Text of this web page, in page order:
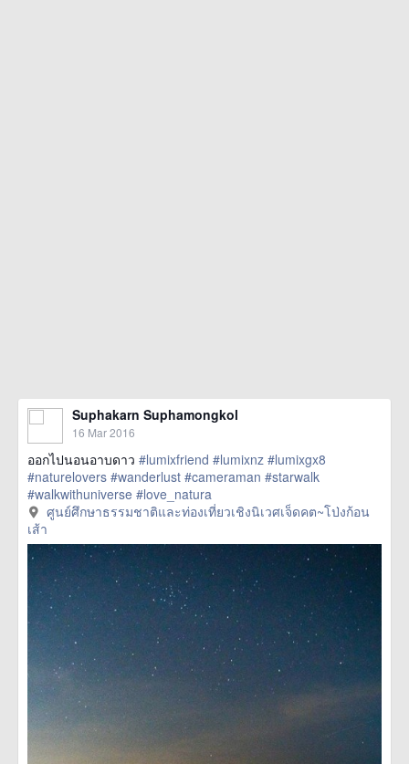
Suphakarn Suphamongkol
16 Mar 2016
ออกไปนอนอาบดาว #lumixfriend #lumixnz #lumixgx8
#naturelovers #wanderlust #cameraman #starwalk
#walkwithuniverse #love_natura
href=https://m.thetrippacker.com/en/image/ศูนย์ศึกษา
ธรรมชาติและท่องเที่ยวเชิงนิเวศเจ็ดคต~โป่งก้อนเส้า/192412>
more
ศูนย์ศึกษาธรรมชาติและท่องเที่ยวเชิงนิเวศเจ็ดคต~โป่งก้อน
เส้า